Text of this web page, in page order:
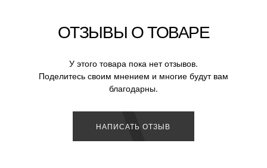
ОТЗЫВЫ О ТОВАРЕ
У этого товара пока нет отзывов.
Поделитесь своим мнением и многие будут вам
благодарны.
НАПИСАТЬ ОТЗЫВ